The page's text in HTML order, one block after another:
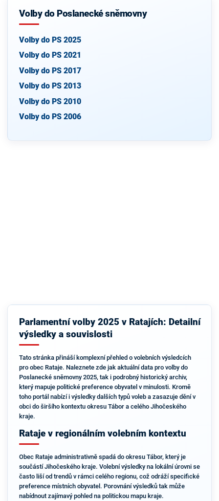
Volby do Poslanecké sněmovny
Volby do PS 2025
Volby do PS 2021
Volby do PS 2017
Volby do PS 2013
Volby do PS 2010
Volby do PS 2006
Parlamentní volby 2025 v Ratajích: Detailní
výsledky a souvislosti
Tato stránka přináší komplexní přehled o volebních výsledcích
pro obec Rataje. Naleznete zde jak aktuální data pro volby do
Poslanecké sněmovny 2025, tak i podrobný historický archiv,
který mapuje politické preference obyvatel v minulosti. Kromě
toho portál nabízí i výsledky dalších typů voleb a zasazuje dění v
obci do širšího kontextu okresu Tábor a celého Jihočeského
kraje.
Rataje v regionálním volebním kontextu
Obec Rataje administrativně spadá do okresu Tábor, který je
součástí Jihočeského kraje. Volební výsledky na lokální úrovni se
často liší od trendů v rámci celého regionu, což odráží specifické
preference místních obyvatel. Porovnání výsledků tak může
nabídnout zajímavý pohled na politickou mapu kraje.